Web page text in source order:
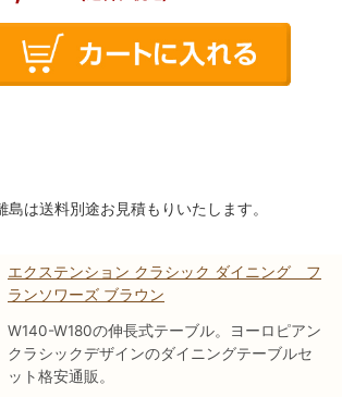
は送料別途お見積もりいたします。
エクステンション クラシック ダイニング フ
ランソワーズ ブラウン
W140-W180の伸長式テーブル。ヨーロピアン
クラシックデザインのダイニングテーブルセ
ット格安通販。